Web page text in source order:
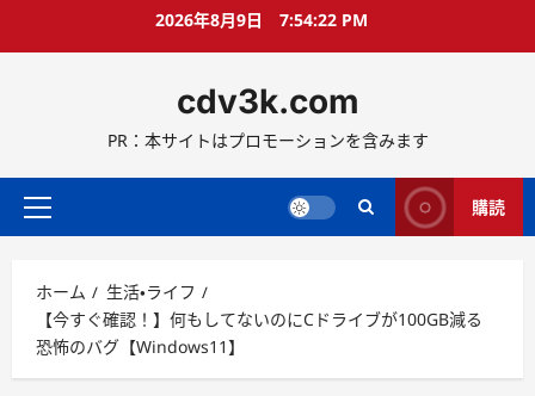
ス
ッ
2026年8月9日 7:54:23 PM
cdv3k.com
PR：本サイトはプロモーションを含みます
メ
メ
ニ
ュ
ー
購読
ホーム
生活・ライフ
【今すぐ確認！】何もしてないのにCドライブが100GB減る
恐怖のバグ【Windows11】